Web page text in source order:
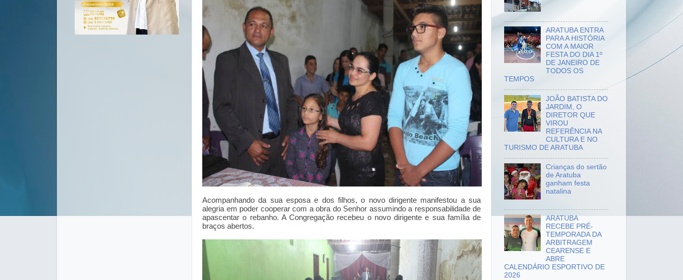
Acompanhando da sua esposa e dos filhos, o novo dirigente manifestou a sua
alegria em poder cooperar com a obra do Senhor assumindo a responsabilidade de
apascentar o rebanho. A Congregação recebeu o novo dirigente e sua família de
braços abertos.
ARATUBA ENTRA
PARA A HISTÓRIA
COM A MAIOR
FESTA DO DIA 1º
DE JANEIRO DE
TODOS OS
TEMPOS
JOÃO BATISTA DO
JARDIM, O
DIRETOR QUE
VIROU
REFERÊNCIA NA
CULTURA E NO
TURISMO DE ARATUBA
Crianças do sertão
de Aratuba
ganham festa
natalina
ARATUBA
RECEBE PRÉ-
TEMPORADA DA
ARBITRAGEM
CEARENSE E
ABRE
CALENDÁRIO ESPORTIVO DE
2026